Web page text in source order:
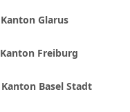
Kanton Glarus
Kanton Freiburg
Kanton Basel Stadt